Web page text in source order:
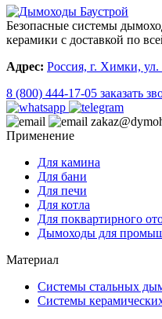
Безопасные системы
керамики с доставкой по
Адрес: Россия, г. Химки, ул.
8 (800) 444-17-05 заказать
Применение
Для камина
Для бани
Для печи
Для котла
Для поквартирного
Дымоходы для
Материал
Системы стальных
Системы